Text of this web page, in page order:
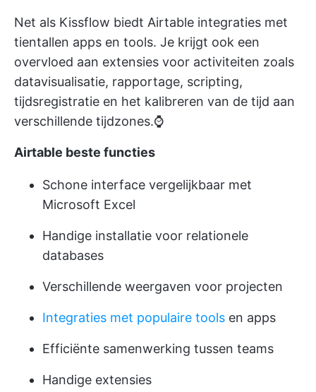
Net als Kissflow biedt Airtable integraties met
tientallen apps en tools. Je krijgt ook een
overvloed aan extensies voor activiteiten zoals
datavisualisatie, rapportage, scripting,
tijdsregistratie en het kalibreren van de tijd aan
verschillende tijdzones.⌚
Airtable beste functies
Schone interface vergelijkbaar met
Microsoft Excel
Handige installatie voor relationele
databases
Verschillende weergaven voor projecten
Integraties met populaire tools en apps
Efficiënte samenwerking tussen teams
Handige extensies